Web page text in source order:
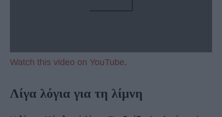
Watch this video on YouTube.
Λίγα λόγια για τη λίμνη